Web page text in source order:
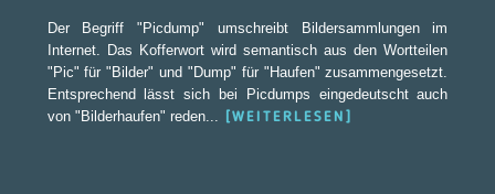
Der Begriff "Picdump" umschreibt Bildersammlungen im
Internet. Das Kofferwort wird semantisch aus den Wortteilen
"Pic" für "Bilder" und "Dump" für "Haufen" zusammengesetzt.
Entsprechend lässt sich bei Picdumps eingedeutscht auch
von "Bilderhaufen" reden...
[WEITERLESEN]